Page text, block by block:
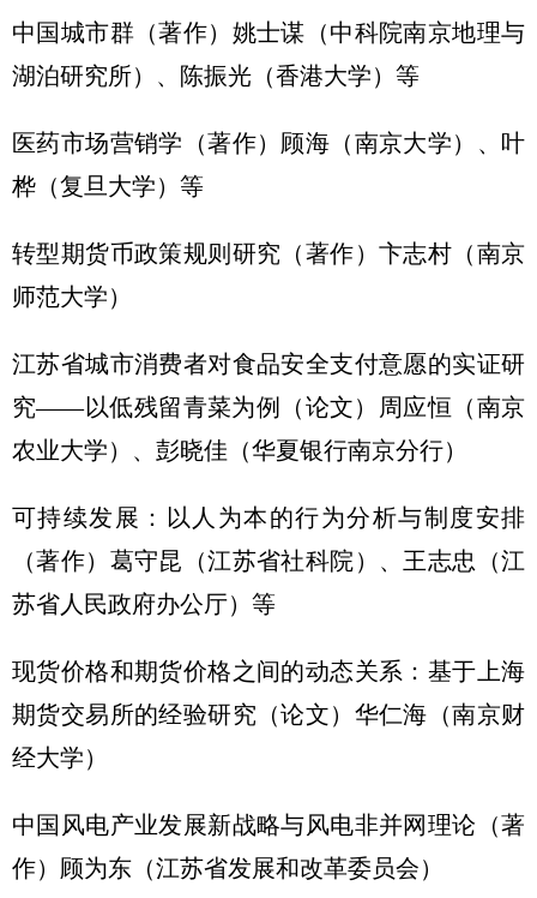
中国城市群（著作）姚士谋（中科院南京地理与
湖泊研究所）、陈振光（香港大学）等
医药市场营销学（著作）顾海（南京大学）、叶
桦（复旦大学）等
转型期货币政策规则研究（著作）卞志村（南京
师范大学）
江苏省城市消费者对食品安全支付意愿的实证研
究——以低残留青菜为例（论文）周应恒（南京
农业大学）、彭晓佳（华夏银行南京分行）
可持续发展：以人为本的行为分析与制度安排
（著作）葛守昆（江苏省社科院）、王志忠（江
苏省人民政府办公厅）等
现货价格和期货价格之间的动态关系：基于上海
期货交易所的经验研究（论文）华仁海（南京财
经大学）
中国风电产业发展新战略与风电非并网理论（著
作）顾为东（江苏省发展和改革委员会）